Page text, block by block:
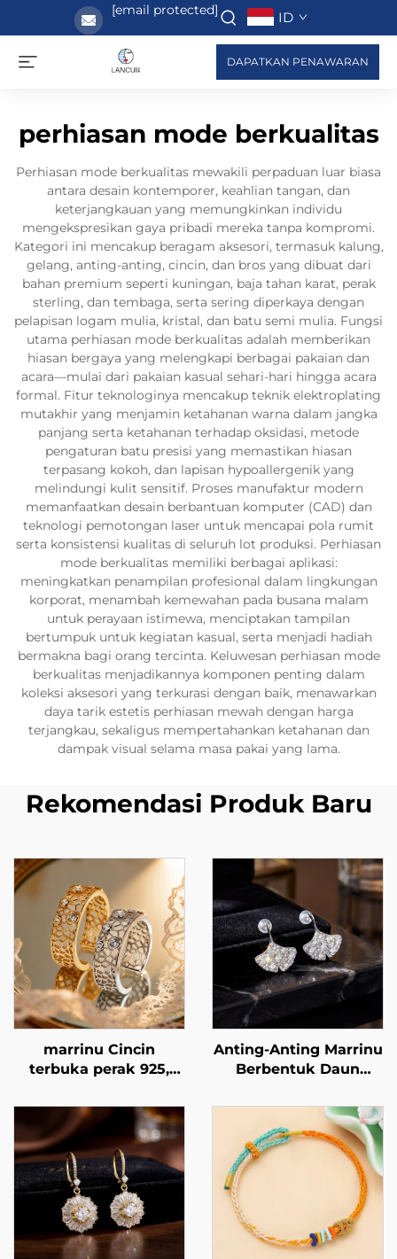
[email protected] ID
DAPATKAN PENAWARAN
perhiasan mode berkualitas
Perhiasan mode berkualitas mewakili perpaduan luar biasa
antara desain kontemporer, keahlian tangan, dan
keterjangkauan yang memungkinkan individu
mengekspresikan gaya pribadi mereka tanpa kompromi.
Kategori ini mencakup beragam aksesori, termasuk kalung,
gelang, anting-anting, cincin, dan bros yang dibuat dari
bahan premium seperti kuningan, baja tahan karat, perak
sterling, dan tembaga, serta sering diperkaya dengan
pelapisan logam mulia, kristal, dan batu semi mulia. Fungsi
utama perhiasan mode berkualitas adalah memberikan
hiasan bergaya yang melengkapi berbagai pakaian dan
acara—mulai dari pakaian kasual sehari-hari hingga acara
formal. Fitur teknologinya mencakup teknik elektroplating
mutakhir yang menjamin ketahanan warna dalam jangka
panjang serta ketahanan terhadap oksidasi, metode
pengaturan batu presisi yang memastikan hiasan
terpasang kokoh, dan lapisan hypoallergenik yang
melindungi kulit sensitif. Proses manufaktur modern
memanfaatkan desain berbantuan komputer (CAD) dan
teknologi pemotongan laser untuk mencapai pola rumit
serta konsistensi kualitas di seluruh lot produksi. Perhiasan
mode berkualitas memiliki berbagai aplikasi:
meningkatkan penampilan profesional dalam lingkungan
korporat, menambah kemewahan pada busana malam
untuk perayaan istimewa, menciptakan tampilan
bertumpuk untuk kegiatan kasual, serta menjadi hadiah
bermakna bagi orang tercinta. Keluwesan perhiasan mode
berkualitas menjadikannya komponen penting dalam
koleksi aksesori yang terkurasi dengan baik, menawarkan
daya tarik estetis perhiasan mewah dengan harga
terjangkau, sekaligus mempertahankan ketahanan dan
dampak visual selama masa pakai yang lama.
Rekomendasi Produk Baru
marrinu Cincin
terbuka perak 925,
berongga bergaya
grid, cincin eksklusif
kelas atas yang dapat
disesuaikan,
BXRAG001
Anting-Anting Marrinu
Berbentuk Daun
Zirkon, dengan
Penutup Logam Perak
Sterling 925